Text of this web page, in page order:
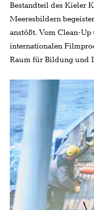
Bestandteil des Kieler
Meeresbildern
anstößt. Vom Clean-
internationalen
Raum für Bildung und